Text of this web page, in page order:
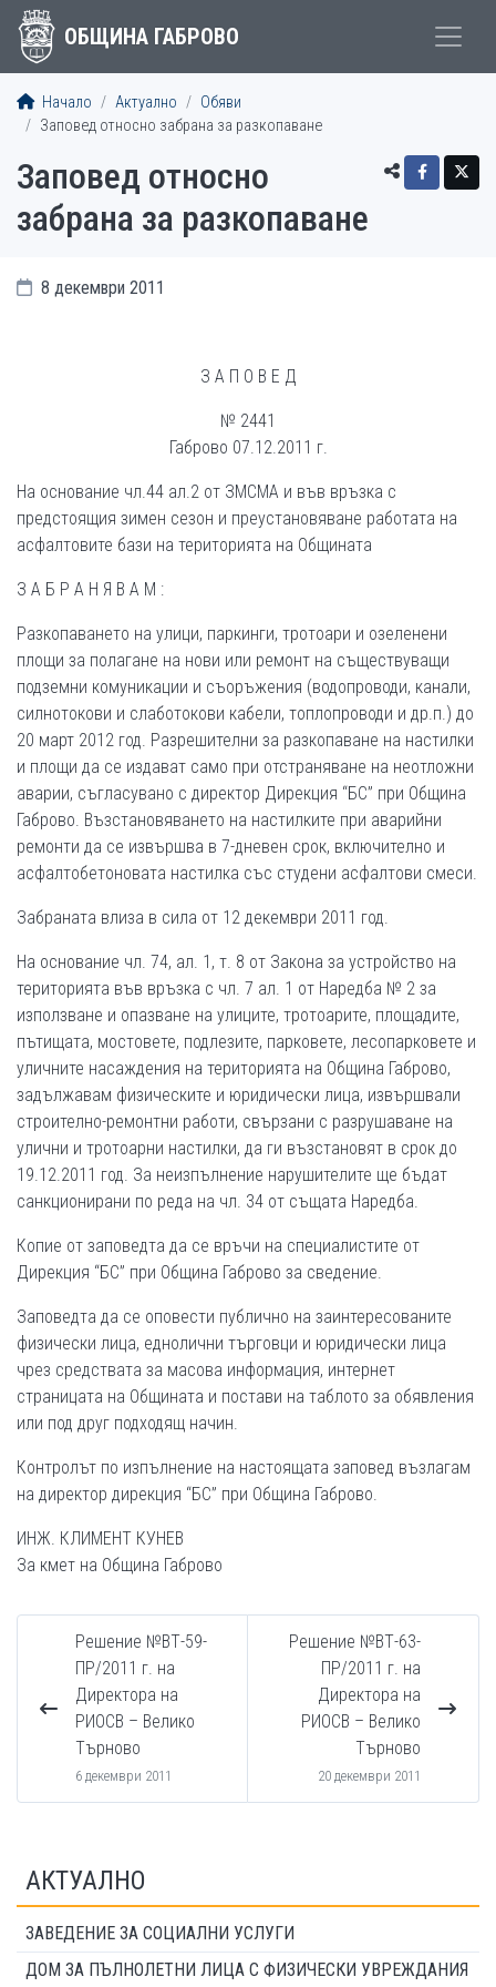
ОБЩИНА ГАБРОВО
Начало Актуално
Обяви
Заповед относно забрана за разкопаване
Заповед относно
забрана за разкопаване
8 декември 2011
З А П О В Е Д
№ 2441
Габрово 07.12.2011 г.
На основание чл.44 ал.2 от ЗМСМА и във връзка с
предстоящия зимен сезон и преустановяване работата на
асфалтовите бази на територията на Общината
З А Б Р А Н Я В А М :
Разкопаването на улици, паркинги, тротоари и озеленени
площи за полагане на нови или ремонт на съществуващи
подземни комуникации и съоръжения (водопроводи, канали,
силнотокови и слаботокови кабели, топлопроводи и др.п.) до
20 март 2012 год. Разрешителни за разкопаване на настилки
и площи да се издават само при отстраняване на неотложни
аварии, съгласувано с директор Дирекция “БС” при Община
Габрово. Възстановяването на настилките при аварийни
ремонти да се извършва в 7-дневен срок, включително и
асфалтобетоновата настилка със студени асфалтови смеси.
Забраната влиза в сила от 12 декември 2011 год.
На основание чл. 74, ал. 1, т. 8 от Закона за устройство на
територията във връзка с чл. 7 ал. 1 от Наредба № 2 за
използване и опазване на улиците, тротоарите, площадите,
пътищата, мостовете, подлезите, парковете, лесопарковете и
уличните насаждения на територията на Община Габрово,
задължавам физическите и юридически лица, извършвали
строително-ремонтни работи, свързани с разрушаване на
улични и тротоарни настилки, да ги възстановят в срок до
19.12.2011 год. За неизпълнение нарушителите ще бъдат
санкционирани по реда на чл. 34 от същата Наредба.
Копие от заповедта да се връчи на специалистите от
Дирекция “БС” при Община Габрово за сведение.
Заповедта да се оповести публично на заинтересованите
физически лица, еднолични търговци и юридически лица
чрез средствата за масова информация, интернет
страницата на Общината и постави на таблото за обявления
или под друг подходящ начин.
Контролът по изпълнение на настоящата заповед възлагам
на директор дирекция “БС” при Община Габрово.
ИНЖ. КЛИМЕНТ КУНЕВ
За кмет на Община Габрово
Решение №ВТ-59-
ПР/2011 г. на
Директора на
РИОСВ – Велико
Търново
6 декември 2011
Решение №ВТ-63-
ПР/2011 г. на
Директора на
РИОСВ – Велико
Търново
20 декември 2011
АКТУАЛНО
ЗАВЕДЕНИЕ ЗА СОЦИАЛНИ УСЛУГИ
ДОМ ЗА ПЪЛНОЛЕТНИ ЛИЦА С ФИЗИЧЕСКИ УВРЕЖДАНИЯ